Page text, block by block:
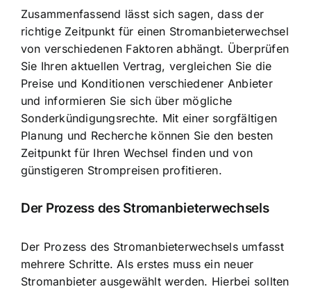
Zusammenfassend lässt sich sagen, dass der
richtige Zeitpunkt für einen Stromanbieterwechsel
von verschiedenen Faktoren abhängt. Überprüfen
Sie Ihren aktuellen Vertrag, vergleichen Sie die
Preise und Konditionen verschiedener Anbieter
und informieren Sie sich über mögliche
Sonderkündigungsrechte. Mit einer sorgfältigen
Planung und Recherche können Sie den besten
Zeitpunkt für Ihren Wechsel finden und von
günstigeren Strompreisen profitieren.
Der Prozess des Stromanbieterwechsels
Der Prozess des Stromanbieterwechsels umfasst
mehrere Schritte. Als erstes muss ein neuer
Stromanbieter ausgewählt werden. Hierbei sollten